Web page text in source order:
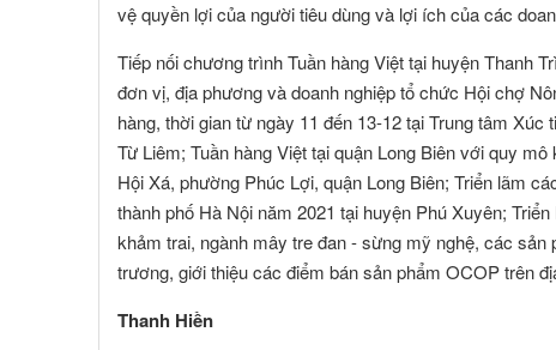
vệ quyền lợi của người tiêu dùng và lợi ích của các
Tiếp nối chương trình Tuần hàng Việt tại huyện Thanh
đơn vị, địa phương và doanh nghiệp tổ chức Hội chợ
hàng, thời gian từ ngày 11 đến 13-12 tại Trung tâm
Từ Liêm; Tuần hàng Việt tại quận Long Biên với quy
Hội Xá, phường Phúc Lợi, quận Long Biên; Triển lãm
thành phố Hà Nội năm 2021 tại huyện Phú Xuyên;
khảm trai, ngành mây tre đan - sừng mỹ nghệ, các
trương, giới thiệu các điểm bán sản phẩm OCOP trên
Thanh Hiền